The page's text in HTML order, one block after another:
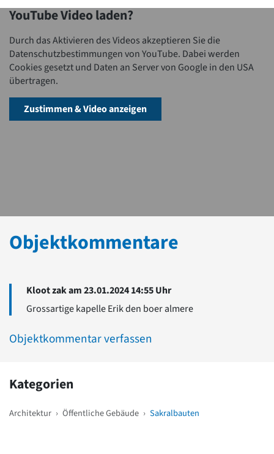
YouTube Video laden?
Durch das Aktivieren des Videos akzeptieren Sie die
Datenschutzbestimmungen von YouTube. Dabei werden
Cookies gesetzt und Daten an Server von Google in den USA
übertragen.
Zustimmen & Video anzeigen
Objektkommentare
Kloot zak am 23.01.2024 14:55 Uhr
Grossartige kapelle Erik den boer almere
Objektkommentar verfassen
Kategorien
Architektur › Öffentliche Gebäude › Sakralbauten